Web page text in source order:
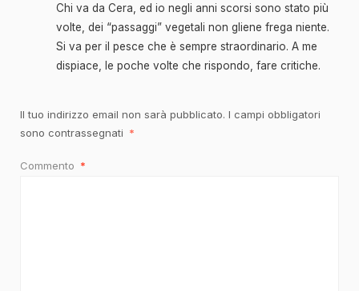
Chi va da Cera, ed io negli anni scorsi sono stato più
volte, dei “passaggi” vegetali non gliene frega niente.
Si va per il pesce che è sempre straordinario. A me
dispiace, le poche volte che rispondo, fare critiche.
Il tuo indirizzo email non sarà pubblicato. I campi obbligatori
sono contrassegnati *
Commento *